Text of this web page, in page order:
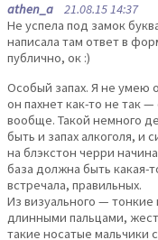
athen_a 21.08.15 14:37
Не успела под замок
написала там ответ в
публично, ок :)
Особый запах. Я не умею
он пахнет как-то не так
вообще. Такой немного
быть и запах алкоголя, и
на блэкстон черри
база должна быть какая-
встречала, правильных.
Из визуального —
длинными пальцами,
такие носатые мальчики